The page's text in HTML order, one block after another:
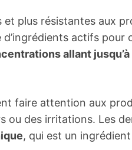
plus résistantes aux
actifs pour
allant jusqu’à
faire attention aux
ou des irritations. Les
, qui est un